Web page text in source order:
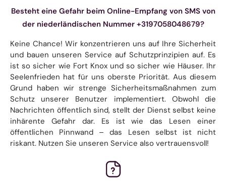
Besteht eine Gefahr beim Online-Empfang von SMS von
der niederländischen Nummer +3197058048679?
Keine Chance! Wir konzentrieren uns auf Ihre Sicherheit
und bauen unseren Service auf Schutzprinzipien auf. Es
ist so sicher wie Fort Knox und so sicher wie Häuser. Ihr
Seelenfrieden hat für uns oberste Priorität. Aus diesem
Grund haben wir strenge Sicherheitsmaßnahmen zum
Schutz unserer Benutzer implementiert. Obwohl die
Nachrichten öffentlich sind, stellt der Dienst selbst keine
inhärente Gefahr dar. Es ist wie das Lesen einer
öffentlichen Pinnwand – das Lesen selbst ist nicht
riskant. Nutzen Sie unseren Service also vertrauensvoll!